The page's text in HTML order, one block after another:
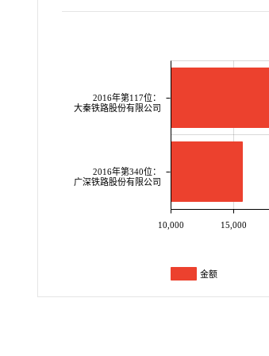
2016年第117位：
大秦铁路股份有限公司
2016年第340位：
广深铁路股份有限公司
10,000 15,000
金额